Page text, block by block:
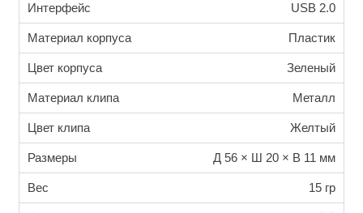
Интерфейс USB 2.0
Материал корпуса Пластик
Цвет корпуса Зеленый
Материал клипа Металл
Цвет клипа Желтый
Размеры Д 56 × Ш 20 × В 11 мм
Вес 15 гр